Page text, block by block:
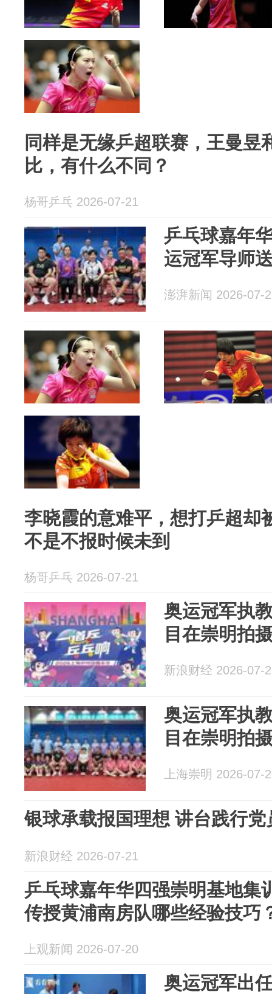
同样是无缘乒超联赛，王曼昱
比，有什么不同？
杨哥乒乓 2026-07-21
乒乓球嘉年
运冠军导师
澎湃新闻 2026-07-
李晓霞的意难平，想打乒超却
不是不报时候未到
杨哥乒乓 2026-07-21
奥运冠军执
目在崇明拍
新浪财经 2026-07-
奥运冠军执
目在崇明拍
上海崇明 2026-07-
银球承载报国理想 讲台践行党
新浪财经 2026-07-21
乒乓球嘉年华四强崇明基地集
传授黄浦南房队哪些经验技巧
上观新闻 2026-07-20
奥运冠军出